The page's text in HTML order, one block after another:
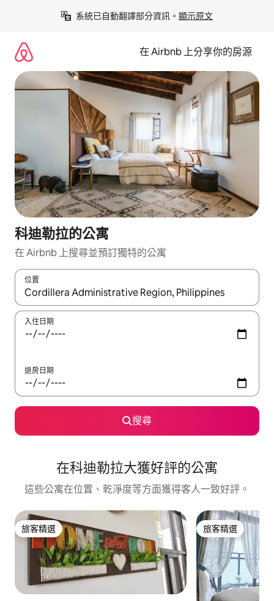
系統已自動翻譯部分資訊。 顯示原文
在 Airbnb 上分享你的房源
科迪勒拉的公寓
在 Airbnb 上搜尋並預訂獨特的公寓
位置
如有搜尋結果，瀏覽內容時請使用上下箭頭，或輕點、滑動裝置。
入住日期
退房日期
搜尋
在科迪勒拉大獲好評的公寓
這些公寓在位置、乾淨度等方面獲得客人一致好評。
旅客精選
旅客精選 旅客精選
旅客精選